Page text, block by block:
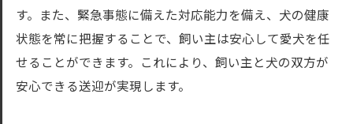
す。また、緊急事態に備えた対応能力を備え、犬の健康
状態を常に把握することで、飼い主は安心して愛犬を任
せることができます。これにより、飼い主と犬の双方が
安心できる送迎が実現します。